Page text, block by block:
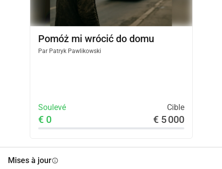
Pomóż mi wrócić do domu
ParPatryk Pawlikowski
Soulevé Cible
€ 0 € 5 000
Mises à jourinfo